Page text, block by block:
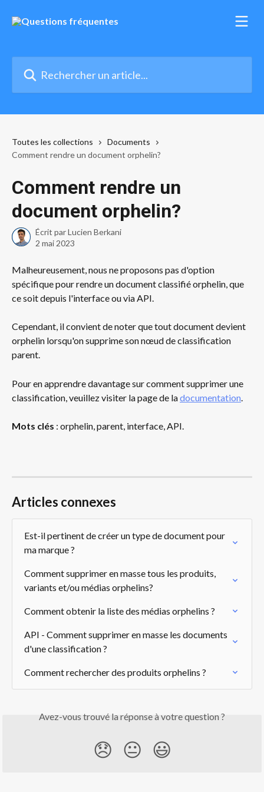
Toutes les collections
Documents
Comment rendre un document orphelin?
Comment rendre un
document orphelin?
Écrit parLucien Berkani
2 mai 2023
Malheureusement, nous ne proposons pas d'option
spécifique pour rendre un document classifié orphelin, que
ce soit depuis l'interface ou via API.
Cependant, il convient de noter que tout document devient
orphelin lorsqu'on supprime son nœud de classification
parent.
Pour en apprendre davantage sur comment supprimer une
classification, veuillez visiter la page de la documentation.
Mots clés : orphelin, parent, interface, API.
Articles connexes
Est-il pertinent de créer un type de document pour
ma marque ?
Comment supprimer en masse tous les produits,
variants et/ou médias orphelins?
Comment obtenir la liste des médias orphelins ?
API - Comment supprimer en masse les documents
d'une classification ?
Comment rechercher des produits orphelins ?
Avez-vous trouvé la réponse à votre question ?
😞 😐 😃